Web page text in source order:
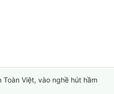
Toàn Việt, vào nghề hút hầm